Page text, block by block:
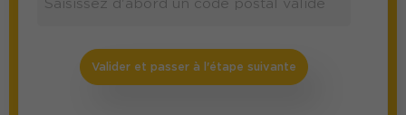
Valider et passer à l'étape suivante